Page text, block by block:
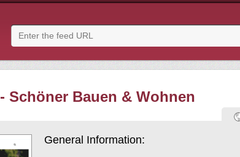
- Schöner Bauen & Wohnen
General Information: